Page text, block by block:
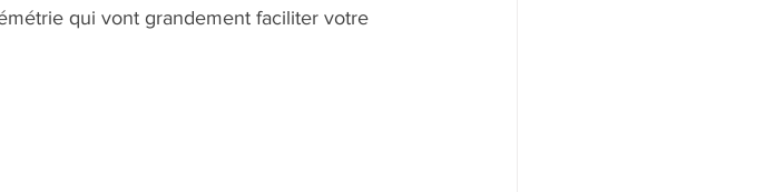
qui vont grandement faciliter votre